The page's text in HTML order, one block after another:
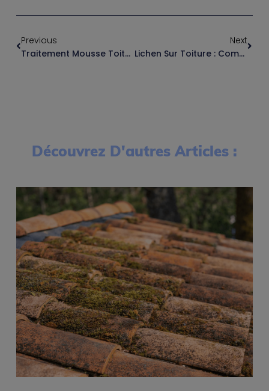
Previous
Traitement Mousse Toiture : Guide & Solutions
Next
Lichen Sur Toiture : Comment Le Traiter ?
Découvrez D'autres Articles :